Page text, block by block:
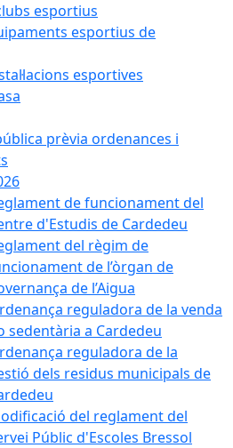
esportius
esportius de
esportives
prèvia ordenances i
de funcionament del
d'Estudis de Cardedeu
del règim de
de l’òrgan de
de l’Aigua
reguladora de la venda
sedentària a Cardedeu
reguladora de la
dels residus municipals de
del reglament del
Públic d'Escoles Bressol